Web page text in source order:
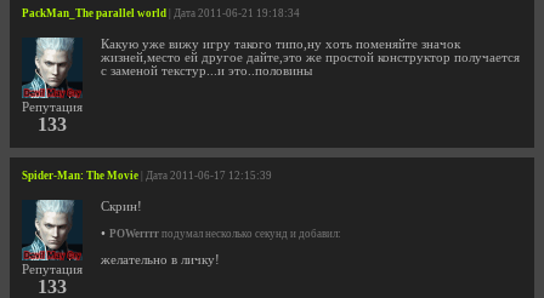
PackMan_The parallel world | Дата 2011-06-21 19:18:34
Репутация
133
Какую уже вижу игру такого типо,ну хоть поменяйте значок
жизней,место ей другое дайте,это же простой конструктор получается
с заменой текстур...и это..половины
Spider-Man: The Movie | Дата 2011-06-17 12:15:39
Репутация
133
Скрин!
• POWerrrr подумал несколько секунд и добавил:
желательно в личку!